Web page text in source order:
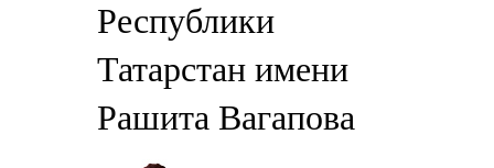
Республики
Татарстан имени
Рашита Вагапова